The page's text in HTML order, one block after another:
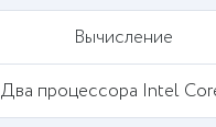
Вычисление
Два процессора Intel